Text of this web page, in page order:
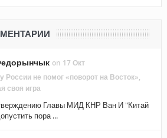
on 17 Окт
России не помог «поворот на Восток»,
своя игра
Главы МИД КНР Ван И "Китай
пора ...